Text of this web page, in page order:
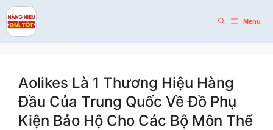
Skip
to
content
Menu
Aolikes Là 1 Thương Hiệu Hàng
Đầu Của Trung Quốc Về Đồ Phụ
Kiện Bảo Hộ Cho Các Bộ Môn Thể